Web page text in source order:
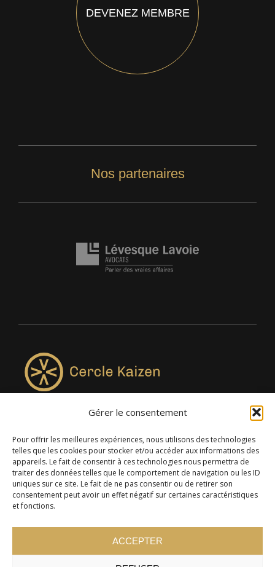
Gérer le consentement
Pour offrir les meilleures expériences, nous utilisons des technologies
telles que les cookies pour stocker et/ou accéder aux informations des
appareils. Le fait de consentir à ces technologies nous permettra de
traiter des données telles que le comportement de navigation ou les ID
uniques sur ce site. Le fait de ne pas consentir ou de retirer son
consentement peut avoir un effet négatif sur certaines caractéristiques
et fonctions.
ACCEPTER
DEVENEZ MEMBRE
Nos partenaires
4957, rue Lionel-Groulx, bureau 819, Saint-Augustin-de-
Desmaures QC G3A 0M7